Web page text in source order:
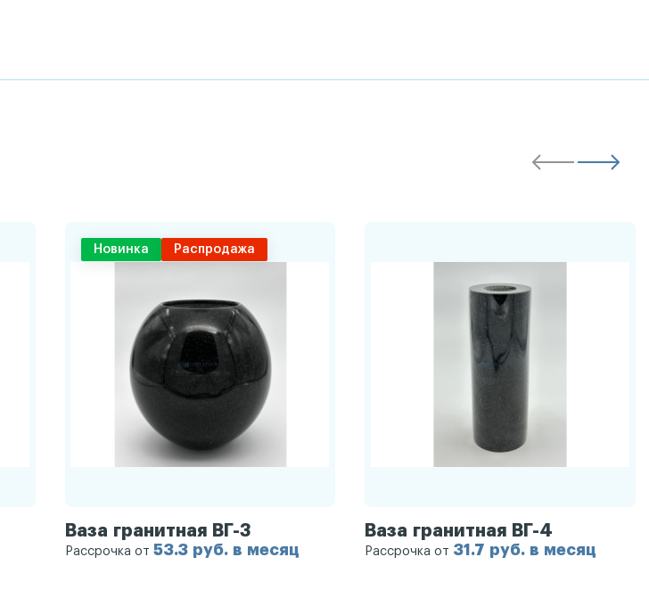
Новинка Распродажа
Ваза гранитная ВГ-3
Рассрочка от 53.3 руб. в месяц
Ваза гранитная ВГ-4
Рассрочка от 31.7 руб. в месяц